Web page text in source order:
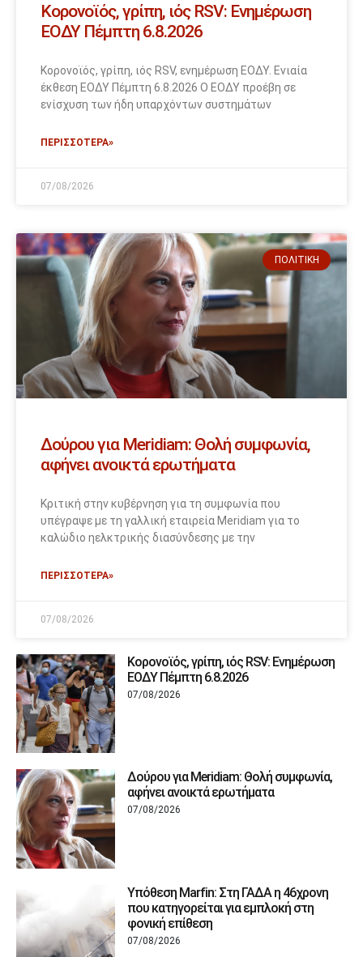
Κορονοϊός, γρίπη, ιός RSV: Ενημέρωση
ΕΟΔΥ Πέμπτη 6.8.2026
Κορονοϊός, γρίπη, ιός RSV, ενημέρωση ΕΟΔΥ. Ενιαία
έκθεση ΕΟΔΥ Πέμπτη 6.8.2026 Ο ΕΟΔΥ προέβη σε
ενίσχυση των ήδη υπαρχόντων συστημάτων
ΠΕΡΙΣΣΟΤΕΡΑ»
07/08/2026
ΠΟΛΙΤΙΚΉ
Δούρου για Meridiam: Θολή συμφωνία,
αφήνει ανοικτά ερωτήματα
Κριτική στην κυβέρνηση για τη συμφωνία που
υπέγραψε με τη γαλλική εταιρεία Meridiam για το
καλώδιο ηελκτρικής διασύνδεσης με την
ΠΕΡΙΣΣΟΤΕΡΑ»
07/08/2026
Κορονοϊός, γρίπη, ιός RSV: Ενημέρωση
ΕΟΔΥ Πέμπτη 6.8.2026
07/08/2026
Δούρου για Meridiam: Θολή συμφωνία,
αφήνει ανοικτά ερωτήματα
07/08/2026
Υπόθεση Marfin: Στη ΓΑΔΑ η 46χρονη
που κατηγορείται για εμπλοκή στη
φονική επίθεση
07/08/2026